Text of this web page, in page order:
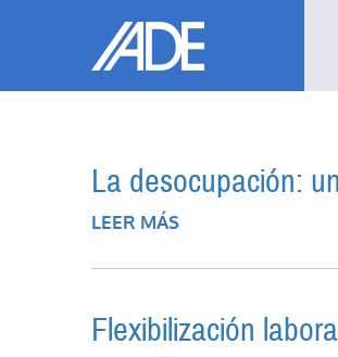
La desocupación:
LEER MÁS
Flexibilización